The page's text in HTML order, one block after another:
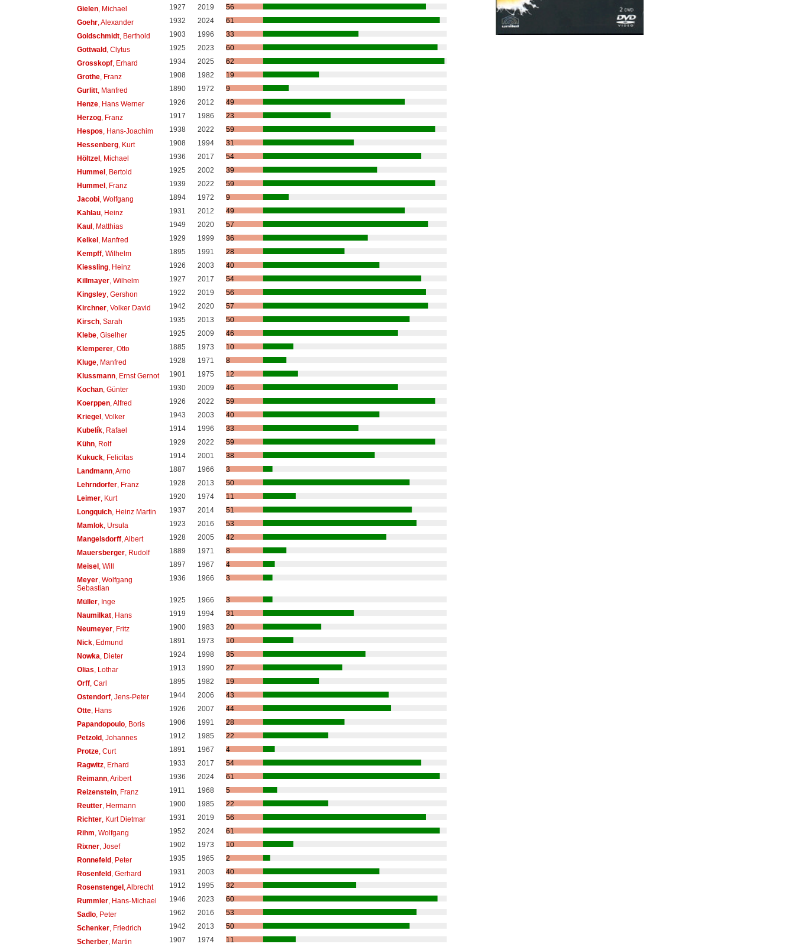
Gielen, Michael 1927 2019
56
Goehr, Alexander 1932 2024
61
Goldschmidt, Berthold 1903 1996
33
Gottwald, Clytus 1925 2023
60
Grosskopf, Erhard 1934 2025
62
Grothe, Franz 1908 1982
19
Gurlitt, Manfred 1890 1972
9
Henze, Hans Werner 1926 2012
49
Herzog, Franz 1917 1986
23
Hespos , Hans-Joachim 1938 2022
59
Hessenberg, Kurt 1908 1994
31
Höltzel, Michael 1936 2017
54
Hummel, Bertold 1925 2002
39
Hummel, Franz 1939 2022
59
Jacobi, Wolfgang 1894 1972
9
Kahlau, Heinz 1931 2012
49
Kaul, Matthias 1949 2020
57
Kelkel, Manfred 1929 1999
36
Kempff, Wilhelm 1895 1991
28
Kiessling, Heinz 1926 2003
40
Killmayer, Wilhelm 1927 2017
54
Kingsley, Gershon 1922 2019
56
Kirchner, Volker David 1942 2020
57
Kirsch, Sarah 1935 2013
50
Klebe, Giselher 1925 2009
46
Klemperer, Otto 1885 1973
10
Kluge, Manfred 1928 1971
8
Klussmann, Ernst Gernot 1901 1975
12
Kochan, Günter 1930 2009
46
Koerppen, Alfred 1926 2022
59
Kriegel, Volker 1943 2003
40
Kubelík, Rafael 1914 1996
33
Kühn, Rolf 1929 2022
59
Kukuck, Felicitas 1914 2001
38
Landmann, Arno 1887 1966
3
Lehrndorfer, Franz 1928 2013
50
Leimer, Kurt 1920 1974
11
Longquich, Heinz Martin 1937 2014
51
Mamlok, Ursula 1923 2016
53
Mangelsdorff, Albert 1928 2005
42
Mauersberger, Rudolf 1889 1971
8
Meisel, Will 1897 1967
4
Meyer, Wolfgang
Sebastian
1936 1966 3
Müller, Inge 1925 1966
3
Naumilkat, Hans 1919 1994
31
Neumeyer, Fritz 1900 1983
20
Nick, Edmund 1891 1973
10
Nowka , Dieter 1924 1998
35
Olias , Lothar 1913 1990
27
Orff, Carl 1895 1982
19
Ostendorf, Jens-Peter 1944 2006
43
Otte, Hans 1926 2007
44
Papandopoulo, Boris 1906 1991
28
Petzold, Johannes 1912 1985
22
Protze, Curt 1891 1967
4
Ragwitz, Erhard 1933 2017
54
Reimann, Aribert 1936 2024
61
Reizenstein, Franz 1911 1968
5
Reutter, Hermann 1900 1985
22
Richter, Kurt Dietmar 1931 2019
56
Rihm , Wolfgang 1952 2024
61
Rixner, Josef 1902 1973
10
Ronnefeld, Peter 1935 1965
2
Rosenfeld, Gerhard 1931 2003
40
Rosenstengel, Albrecht 1912 1995
32
Rummler, Hans-Michael 1946 2023
60
Sadlo, Peter 1962 2016
53
Schenker, Friedrich 1942 2013
50
Scherber, Martin 1907 1974 11